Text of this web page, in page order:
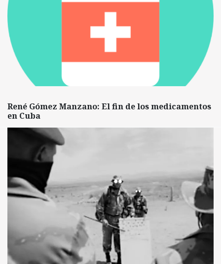
René Gómez Manzano: El fin de los medicamentos
en Cuba